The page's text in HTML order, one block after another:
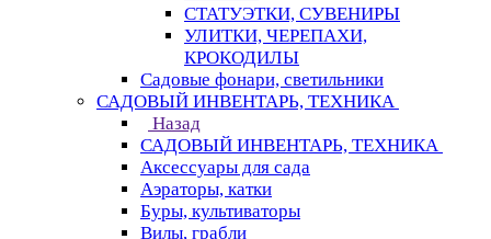
СТАТУЭТКИ, СУВЕНИРЫ
УЛИТКИ, ЧЕРЕПАХИ,
КРОКОДИЛЫ
Садовые фонари, светильники
САДОВЫЙ ИНВЕНТАРЬ, ТЕХНИКА
Назад
САДОВЫЙ ИНВЕНТАРЬ, ТЕХНИКА
Аксессуары для сада
Аэраторы, катки
Буры, культиваторы
Вилы, грабли